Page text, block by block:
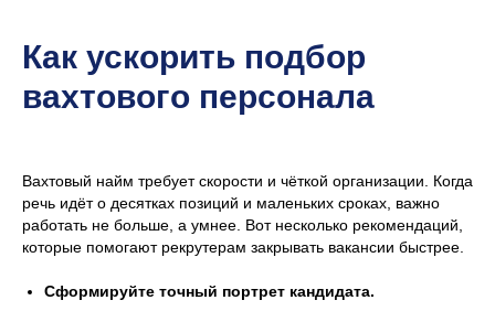
Как ускорить подбор
вахтового персонала
Вахтовый найм требует скорости и чёткой организации. Когда
речь идёт о десятках позиций и маленьких сроках, важно
работать не больше, а умнее. Вот несколько рекомендаций,
которые помогают рекрутерам закрывать вакансии быстрее.
Сформируйте точный портрет кандидата.